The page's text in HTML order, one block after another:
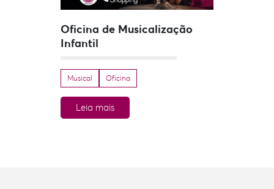
Oficina de Musicalização
Infantil
Musical Oficina
Leia mais